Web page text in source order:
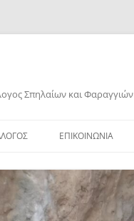
Σπηλαίων και Φαραγγιών
ΕΠΙΚΟΙΝΩΝΙΑ